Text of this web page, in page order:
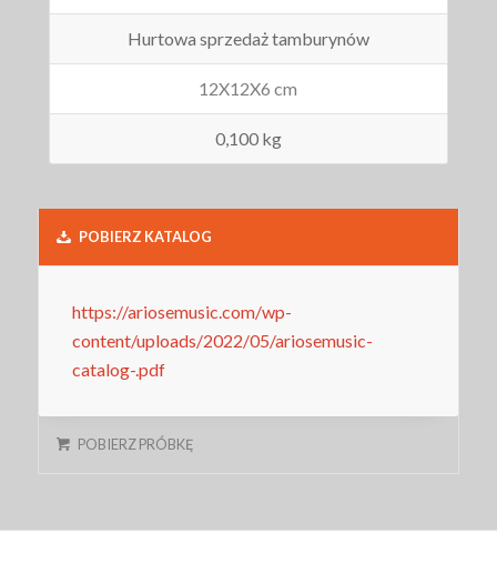
Hurtowa sprzedaż tamburynów
12X12X6 cm
0,100 kg
POBIERZ KATALOG
https://ariosemusic.com/wp-
content/uploads/2022/05/ariosemusic-
catalog-.pdf
POBIERZ PRÓBKĘ